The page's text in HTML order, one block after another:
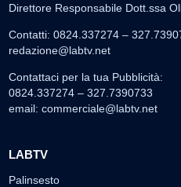
Direttore Responsabile Dott.ssa
Contatti: 0824.337274 –
redazione@labtv.net
Contattaci per la tua Pubblicità:
0824.337274 – 327.7390733
email: commerciale@labtv.net
LABTV
Palinsesto